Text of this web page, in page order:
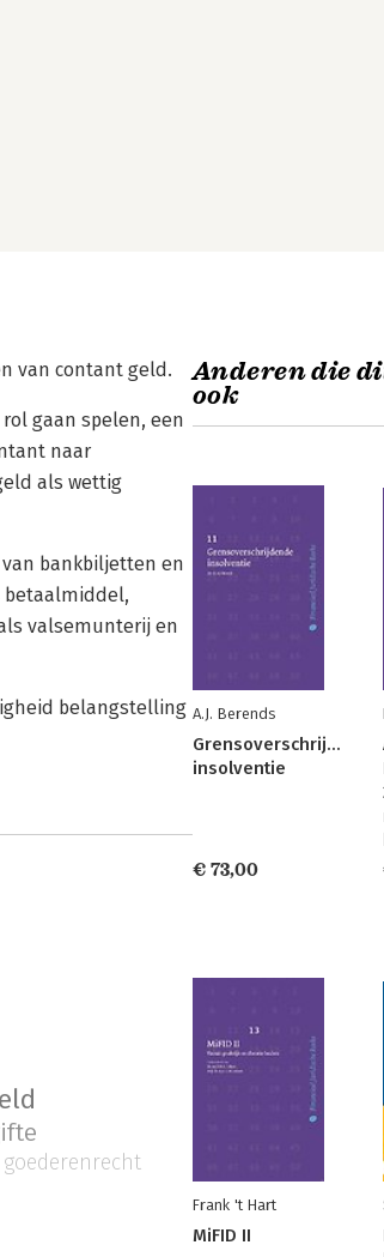
van contant geld.
gaan spelen, een
naar
als wettig
bankbiljetten en
valsemunterij en
belangstelling
goederenrecht
Anderen die
ook
A.J. Berends
Grensoverschrijdende
insolventie
€ 73,00
Frank 't Hart
MiFID II